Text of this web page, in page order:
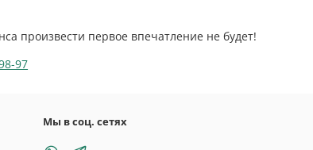
произвести первое впечатление не будет!
97
Мы в соц. сетях